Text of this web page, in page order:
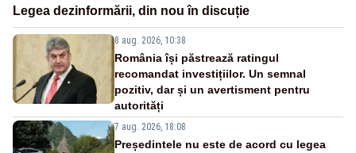
Legea dezinformării, din nou în discuție
8 aug. 2026, 10:38
România își păstrează ratingul
recomandat investițiilor. Un semnal
pozitiv, dar și un avertisment pentru
autorități
7 aug. 2026, 18:08
Președintele nu este de acord cu legea